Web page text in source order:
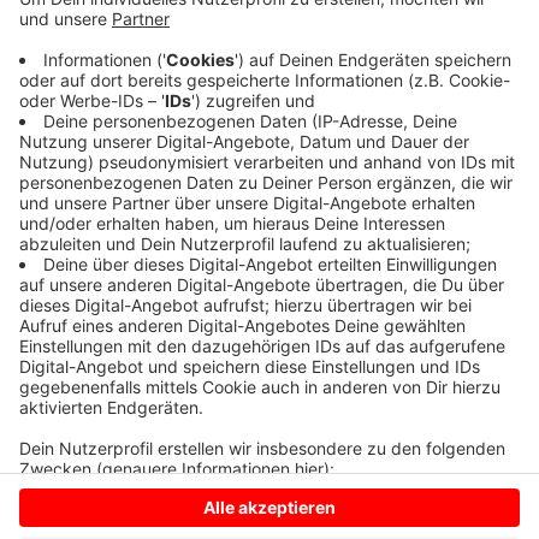
Anzeige
Auch der Vorpark erhält neue Möbel. Drei Holzliegen
sind bestellt. Zwei erste Exemplare sehen und nutzen
Sie seit Ende vergangener Woche schon auf dem
Kirchplatz.
Anzeige